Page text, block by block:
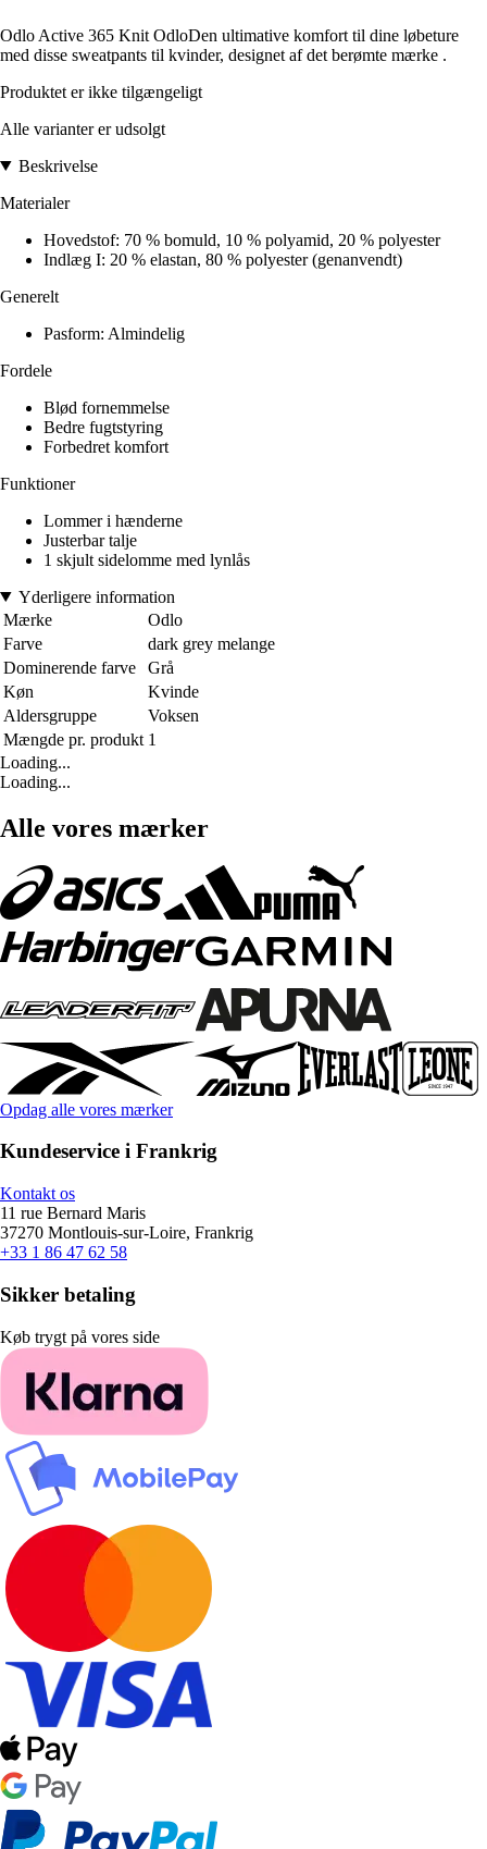
Odlo Active 365 Knit OdloDen ultimative komfort til dine løbeture
med disse sweatpants til kvinder, designet af det berømte mærke .
Produktet er ikke tilgængeligt
Alle varianter er udsolgt
Beskrivelse
Materialer
Hovedstof: 70 % bomuld, 10 % polyamid, 20 % polyester
Indlæg I: 20 % elastan, 80 % polyester (genanvendt)
Generelt
Pasform: Almindelig
Fordele
Blød fornemmelse
Bedre fugtstyring
Forbedret komfort
Funktioner
Lommer i hænderne
Justerbar talje
1 skjult sidelomme med lynlås
Yderligere information
Mærke
Odlo
Farve
dark grey melange
Dominerende farve
Grå
Køn
Kvinde
Aldersgruppe
Voksen
Mængde pr. produkt 1
Loading...
Loading...
Alle vores mærker
Opdag alle vores mærker
Kundeservice i Frankrig
Kontakt os
11 rue Bernard Maris
37270 Montlouis-sur-Loire, Frankrig
+33 1 86 47 62 58
Sikker betaling
Køb trygt på vores side